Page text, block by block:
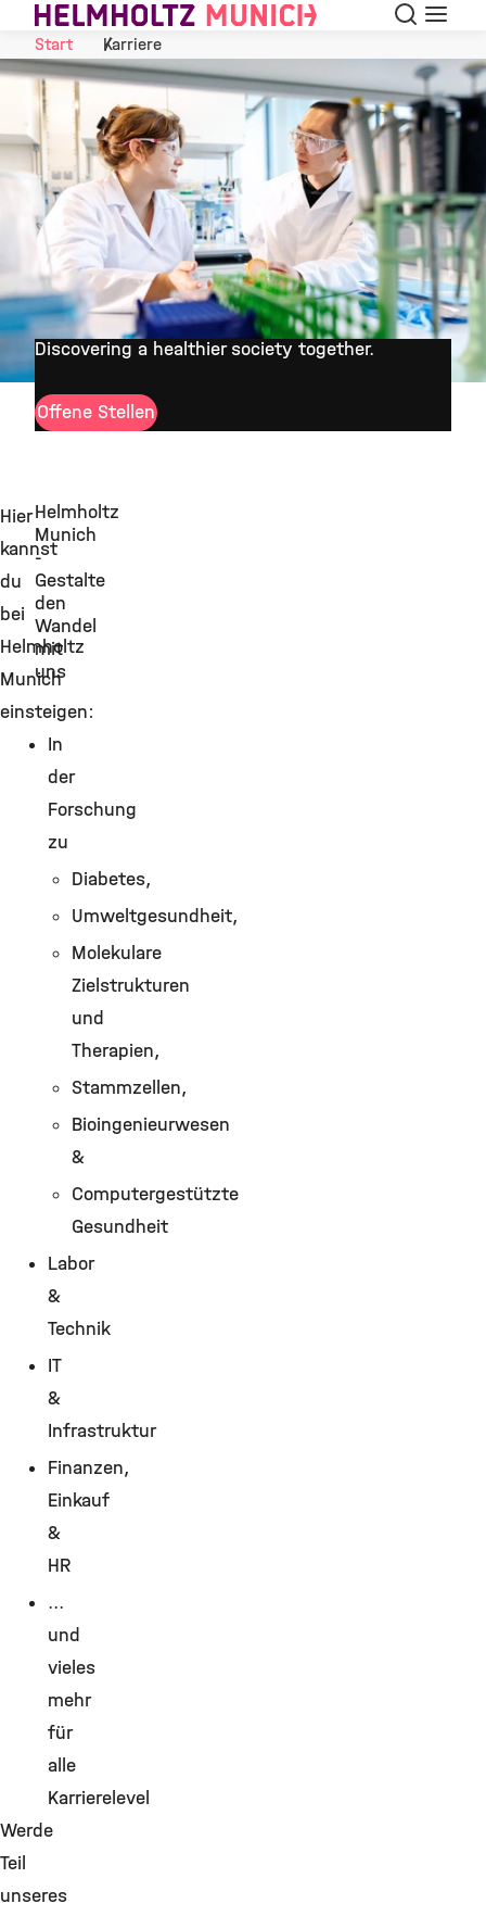
Skip to Content Suche
Start
Karriere
Discovering a healthier society together.
Offene Stellen
Hier
kannst
du
bei
Helmholtz
Munich
einsteigen:
In
der
Forschung
zu
Diabetes,
Umweltgesundheit,
Molekulare
Zielstrukturen
und
Therapien,
Stammzellen,
Bioingenieurwesen
&
Computergestützte
Gesundheit
Labor
&
Technik
IT
&
Infrastruktur
Finanzen,
Einkauf
&
HR
...
und
vieles
mehr
für
alle
Karrierelevel
Werde
Teil
unseres
Helmholtz
Munich
-
Gestalte
den
Wandel
mit
uns